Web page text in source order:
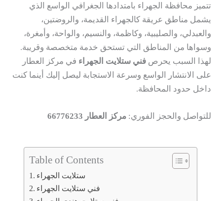
تتميز محافظة الجهراء بامتدادها الجغرافي الواسع الذي
يشمل مناطق عريقة كالجهراء القديمة، والروضتين،
والعبدلي، والصليبية، وكاظمة، والنسيم، والواحة، وأمغرة،
وسواها من المناطق التي تستحق خدمة متخصصة وقريبة.
لهذا السبب يحرص فني ستلايت الجهراء في مركز العطار
على الانتشار الواسع وسرعة الاستجابة ليصل إليك أينما كنت
داخل حدود المحافظة.
للتواصل والحجز الفوري: مركز العطار 66776233
Table of Contents
ستلايت الجهراء
فني ستلايت الجهراء